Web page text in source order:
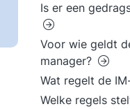
Is er een
Voor wie geldt
manager?
Wat regelt de
Welke regels